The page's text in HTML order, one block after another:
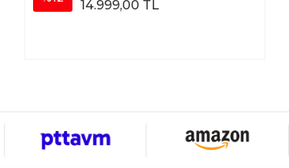
14.999,00 TL